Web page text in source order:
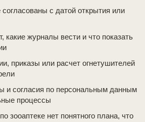
согласованы с датой открытия или
какие журналы вести и что показать
приказы или расчет огнетушителей
и согласия по персональным данным
процессы
зооаптеке нет понятного плана, что